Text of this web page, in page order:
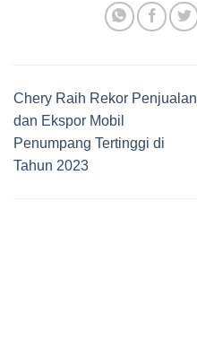
Chery Raih Rekor Penjualan
dan Ekspor Mobil
Penumpang Tertinggi di
Tahun 2023